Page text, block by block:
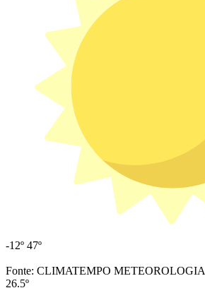
-12º 47º
Fonte: CLIMATEMPO METEOROLOGIA
26.5º